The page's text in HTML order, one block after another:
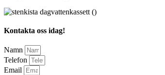
Kontakta oss idag!
Namn
Telefon
Email